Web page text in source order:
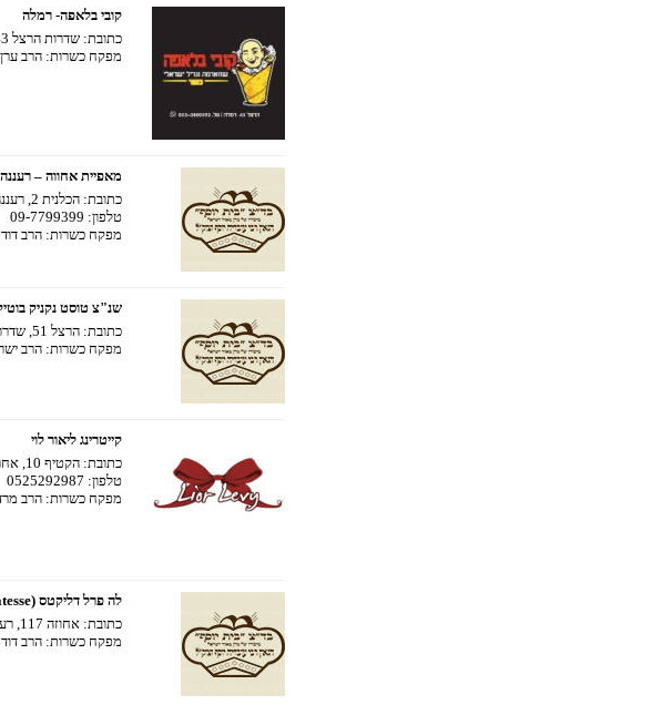
קובי בלאפה- רמלה
כתובת: שדרות הרצל 43, רמלה
מפקח כשרות: הרב ערן
מאפיית אחווה – רעננה
כתובת: הכלנית 2, רעננה
טלפון: 09-7799399
מפקח כשרות: הרב דוד
שנ"צ טוסט נקניק
כתובת: הרצל 51, שדרות
מפקח כשרות: הרב ישראל
קייטרינג ליאור לוי
כתובת: הקטיף 10, אחר
טלפון: 0525292987
מפקח כשרות: הרב מרדכי
לה פרל דליקטס (La Perle Delicatesse)
כתובת: אחוזה 117, רעננה
מפקח כשרות: הרב דוד